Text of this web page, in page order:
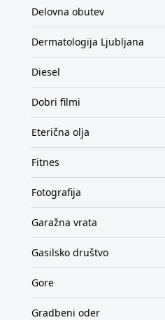
Delovna obutev
Dermatologija Ljubljana
Diesel
Dobri filmi
Eterična olja
Fitnes
Fotografija
Garažna vrata
Gasilsko društvo
Gore
Gradbeni oder